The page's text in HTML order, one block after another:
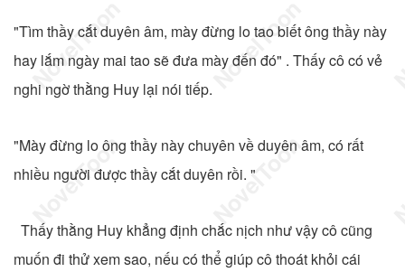
"Tìm thầy cắt duyên âm, mày đừng lo tao biết ông thầy này
hay lắm ngày mai tao sẽ đưa mày đến đó" . Thấy cô có vẻ
nghi ngờ thằng Huy lại nói tiếp.
"Mày đừng lo ông thầy này chuyên về duyên âm, có rất
nhiều người được thầy cắt duyên rồi. "
Thấy thằng Huy khẳng định chắc nịch như vậy cô cũng
muốn đi thử xem sao, nếu có thể giúp cô thoát khỏi cái